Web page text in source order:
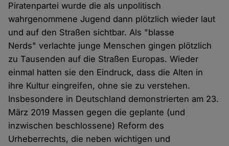
Piratenpartei wurde die als unpolitisch
wahrgenommene Jugend dann plötzlich wieder laut
und auf den Straßen sichtbar. Als "blasse
Nerds" verlachte junge Menschen gingen plötzlich
zu Tausenden auf die Straßen Europas. Wieder
einmal hatten sie den Eindruck, dass die Alten in
ihre Kultur eingreifen, ohne sie zu verstehen.
Insbesondere in Deutschland demonstrierten am 23.
März 2019 Massen gegen die geplante (und
inzwischen beschlossene) Reform des
Urheberrechts, die neben wichtigen und